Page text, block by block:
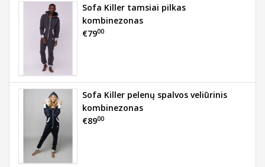
Sofa Killer tamsiai pilkas
kombinezonas
€7900
Sofa Killer pelenų spalvos veliūrinis
kombinezonas
€8900